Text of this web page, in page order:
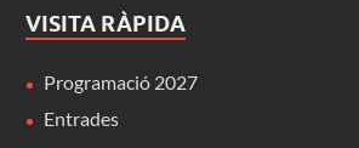
VISITA RÀPIDA
Programació 2027
Entrades